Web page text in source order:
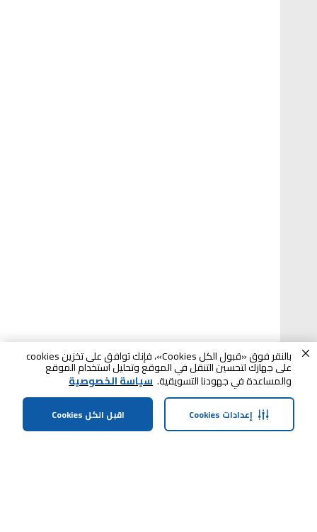
بالنقر فوق «قبول الكل Cookies»، فإنك توافق على تخزين cookies
على جهازك لتحسين التنقل في الموقع وتحليل استخدام الموقع
والمساعدة في جهودنا التسويقية. سياسة الخصوصية
اقبل الكل Cookies إعدادات Cookies
الرئيسية الفئات الملف الشخصي العربة